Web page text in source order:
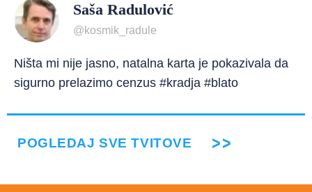
Saša Radulović
@kosmik_radule
Ništa mi nije jasno, natalna karta je pokazivala da
sigurno prelazimo cenzus #kradja #blato
POGLEDAJ SVE TVITOVE